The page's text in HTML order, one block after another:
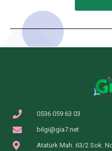
0536 059 63 03
bilgi@gia7.net
Atatürk Mah. 63/2 Sok.